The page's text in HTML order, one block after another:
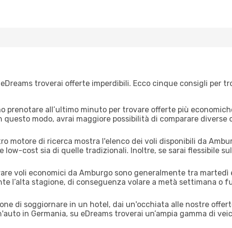
troverai offerte imperdibili. Ecco cinque consigli per
prenotare all’ultimo minuto per trovare offerte più
modo, avrai maggiore possibilità di comparare diverse
motore di ricerca mostra l'elenco dei voli disponibili da
low-cost sia di quelle tradizionali. Inoltre, se sarai flessibile
voli economici da Amburgo sono generalmente tra martedì
l’alta stagione, di conseguenza volare a metà settimana o
di soggiornare in un hotel, dai un'occhiata alle nostre
in Germania, su eDreams troverai un’ampia gamma di